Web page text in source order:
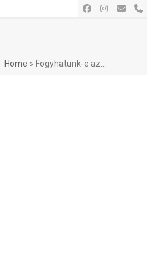
Facebook
Instagram
Email
Home » Fogyhatunk-e az…